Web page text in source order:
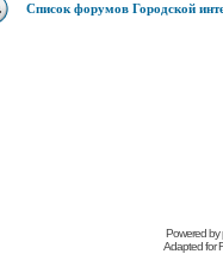
Список форумов Городской
Powered by
Adapted for